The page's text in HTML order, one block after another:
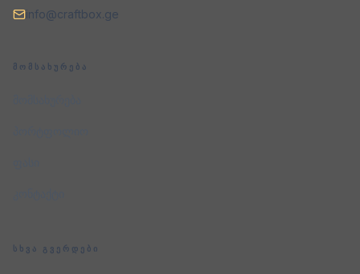
info@craftbox.ge
ᲛᲝᲛᲡᲐᲮᲣᲠᲔᲑᲐ
ᲡᲮᲕᲐ ᲒᲕᲔᲠᲓᲔᲑᲘ